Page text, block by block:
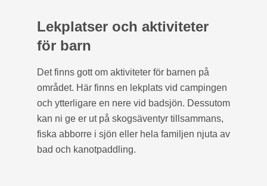
Lekplatser och aktiviteter
för barn
Det finns gott om aktiviteter för barnen på
området. Här finns en lekplats vid campingen
och ytterligare en nere vid badsjön. Dessutom
kan ni ge er ut på skogsäventyr tillsammans,
fiska abborre i sjön eller hela familjen njuta av
bad och kanotpaddling.